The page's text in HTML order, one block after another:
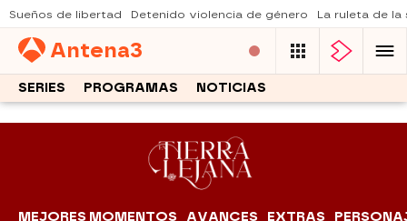
Sueños de libertad Detenido violencia de género La ruleta de la
Antena3
SERIES PROGRAMAS NOTICIAS
MEJORES MOMENTOS AVANCES EXTRAS